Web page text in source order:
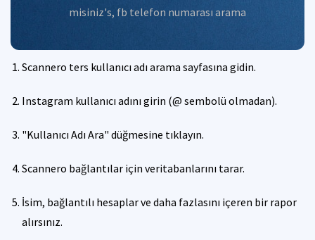
misiniz's, fb telefon numarası arama
Scannero ters kullanıcı adı arama sayfasına gidin.
Instagram kullanıcı adını girin (@ sembolü olmadan).
"Kullanıcı Adı Ara" düğmesine tıklayın.
Scannero bağlantılar için veritabanlarını tarar.
İsim, bağlantılı hesaplar ve daha fazlasını içeren bir rapor
alırsınız.